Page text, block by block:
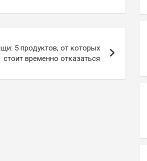
5 продуктов, от которых
стоит временно отказаться